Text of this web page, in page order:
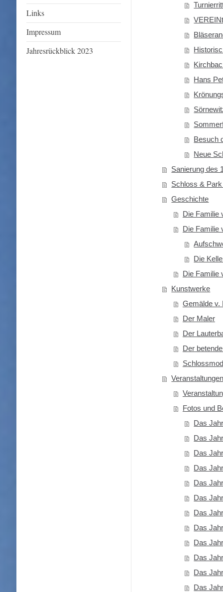
Links
Impressum
Jahresrückblick 2023
Hans
Besuch
Neue
Sanierung des
Schloss &
Geschichte
Die Familie
Die Familie
Die
Die Familie
Kunstwerke
Gemälde v.
Der Maler
Der
Der
Fotos und
Das
Das
Das
Das
Das
Das
Das
Das
Das
Das
Das
Das